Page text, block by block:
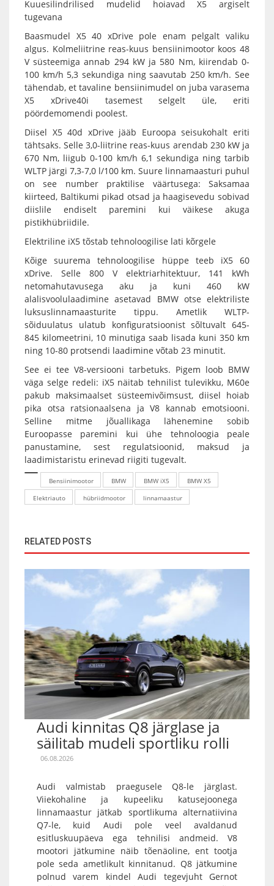
Kuuesilindrilised mudelid hoiavad X5 argiselt
tugevana
Baasmudel X5 40 xDrive pole enam pelgalt valiku
algus. Kolmeliitrine reas-kuus bensiinimootor koos 48
V süsteemiga annab 294 kW ja 580 Nm, kiirendab 0-
100 km/h 5,3 sekundiga ning saavutab 250 km/h. See
tähendab, et tavaline bensiinimudel on juba varasema
X5 xDrive40i tasemest selgelt üle, eriti
pöördemomendi poolest.
Diisel X5 40d xDrive jääb Euroopa seisukohalt eriti
tähtsaks. Selle 3,0-liitrine reas-kuus arendab 230 kW ja
670 Nm, liigub 0-100 km/h 6,1 sekundiga ning tarbib
WLTP järgi 7,3-7,0 l/100 km. Suure linnamaasturi puhul
on see number praktilise väärtusega: Saksamaa
kiirteed, Baltikumi pikad otsad ja haagisevedu sobivad
diislile endiselt paremini kui väikese akuga
pistikhübriidile.
Elektriline iX5 tõstab tehnoloogilise lati kõrgele
Kõige suurema tehnoloogilise hüppe teeb iX5 60
xDrive. Selle 800 V elektriarhitektuur, 141 kWh
netomahutavusega aku ja kuni 460 kW
alalisvoolulaadimine asetavad BMW otse elektriliste
luksuslinnamaasturite tippu. Ametlik WLTP-
sõiduulatus ulatub konfiguratsioonist sõltuvalt 645-
845 kilomeetrini, 10 minutiga saab lisada kuni 350 km
ning 10-80 protsendi laadimine võtab 23 minutit.
See ei tee V8-versiooni tarbetuks. Pigem loob BMW
väga selge redeli: iX5 näitab tehnilist tulevikku, M60e
pakub maksimaalset süsteemivõimsust, diisel hoiab
pika otsa ratsionaalsena ja V8 kannab emotsiooni.
Selline mitme jõuallikaga lähenemine sobib
Euroopasse paremini kui ühe tehnoloogia peale
panustamine, sest regulatsioonid, maksud ja
laadimistaristu erinevad riigiti tugevalt.
Bensiinimootor BMW BMW iX5
BMW X5
Elektriauto
hübriidmootor linnamaastur
RELATED POSTS
Audi kinnitas Q8 järglase ja
säilitab mudeli sportliku rolli
06.08.2026
Audi valmistab praegusele Q8-le järglast.
Viiekohaline ja kupeeliku katusejoonega
linnamaastur jätkab sportlikuma alternatiivina
Q7-le, kuid Audi pole veel avaldanud
esitluskuupäeva ega tehnilisi andmeid. V8
mootori jätkumine näib tõenäoline, ent tootja
pole seda ametlikult kinnitanud. Q8 jätkumine
polnud varem kindel Audi tegevjuht Gernot